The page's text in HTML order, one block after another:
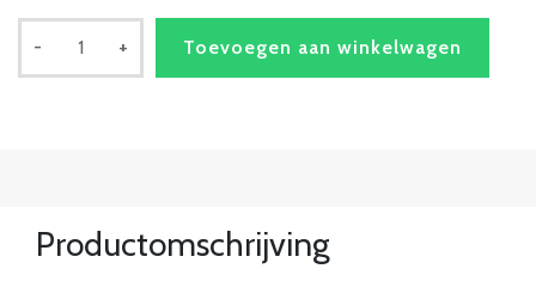
- + Toevoegen aan winkelwagen
Productomschrijving